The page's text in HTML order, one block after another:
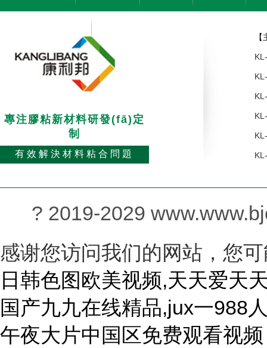
專注膠粘新材料研發(fā)定
制
有效解決材料粘合問題
? 2019-2029
感谢您访问我们的网站，您
日韩色图欧美视频,天天爱天
国产九九在线精品,jux一988
午夜大片中国区免费观看视频